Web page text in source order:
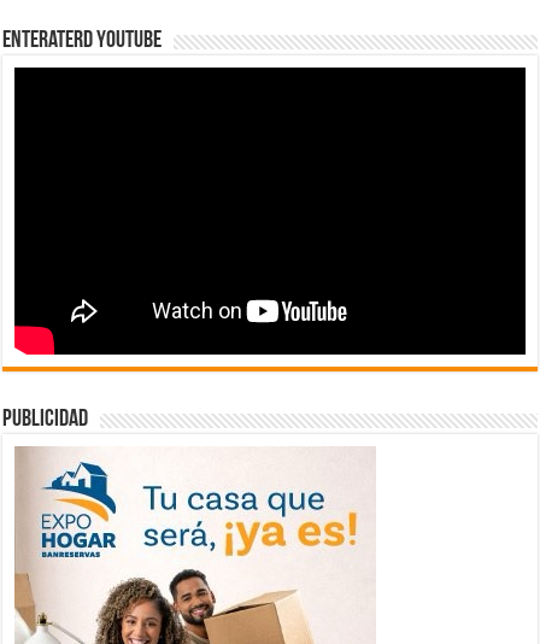
EnterateRD YOUTUBE
publicidad